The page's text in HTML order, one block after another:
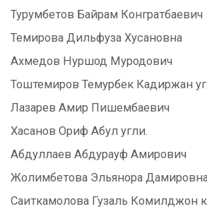
Турумбетов Байрам Конгратбаевич
Темирова Дильфуза Хусановна
Ахмедов Нуршод Муродович
Тоштемиров Темурбек Кадиржан
Лазарев Амир Пишембаевич
Хасанов Ориф Абул угли.
Абдуллаев Абдурауф Амирович
Жолимбетова Эльянора
Саиткамолова Гузаль Комилджон